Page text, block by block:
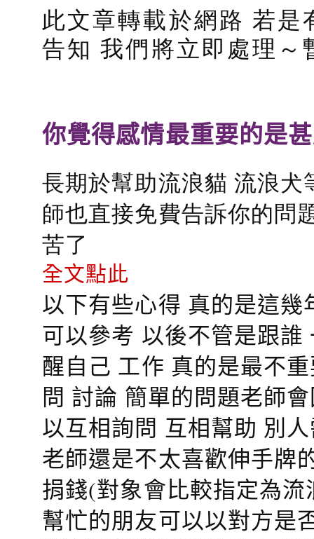
此文章轉載於網路 若
告知 我們將立即處理～
你覺得感情最重要的是
長期於幫助流浪貓 流浪
師也直接免費告訴你的問
苦了
全文點此
以下有些心得 真的是這
可以參考 以後不管是跟
醒自己 工作 真的是最不
問 討論 簡單的問題老師
以互相詢問 互相幫助 別
老師還是不太喜歡伸手牌
捐錢(對象會比較指定為
幫忙的朋友可以以對方是